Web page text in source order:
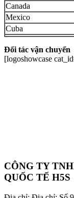
Canada
Mexico
Cuba
Đối tác vận chuyển
[logoshowcase
CÔNG TY
QUỐC TẾ H5S